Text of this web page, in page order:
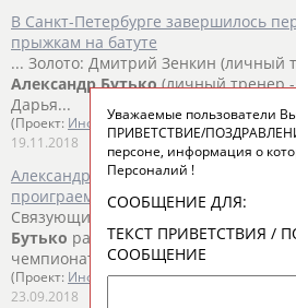
В Санкт-Петербурге завершилось
прыжкам на батуте
... Золото: Дмитрий Зенкин (личный
Александр Бутько(личный тренер
Дарья...
(Проект: Информационное агентство
19.11.2018
Александр Бутько: У нас не было
проиграем - и домой, до свидания
Связующий сборной России по
Бутько рассказал, почему матч с
чемпионате мира получился та...
(Проект: Информационное агентство
23.09.2018
Уважаемые пользователи
ПРИВЕТСТВИЕ/
персоне, информация о
Персоналий !
СООБЩЕНИЕ ДЛЯ:
ТЕКСТ ПРИВЕТСТВИЯ /
СООБЩЕНИЕ